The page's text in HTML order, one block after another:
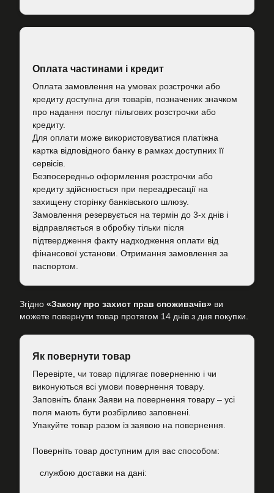
Оплата частинами і кредит
Оплата замовлення на умовах розстрочки або
кредиту доступна для товарів, позначених значком
про надання послуг пільгових розстрочки або
кредиту.
Для оплати може використовуватися платіжна
картка відповідного банку в рамках доступних її
сервісів.
Безпосередньо оформлення розстрочки або
кредиту здійснюється при переадресації на
захищену сторінку банківського шлюзу.
Замовлення резервується на термін до 3-х днів і
відправляється в обробку тільки після
підтвердження факту надходження оплати від
фінансової установи. Отримання замовлення за
паспортом.
Згідно «Закону про захист прав споживачів» ви
можете повернути товар протягом 14 днів з дня покупки.
Як повернути товар
Перевірте, чи товар підлягає поверненню і чи
виконуються всі умови повернення товару.
Заповніть бланк Заяви на повернення товару – усі
поля мають бути розбірливо заповнені.
Упакуйте товар разом із заявою на повернення.
Поверніть товар доступним для вас способом:
cлужбою доставки на дані: